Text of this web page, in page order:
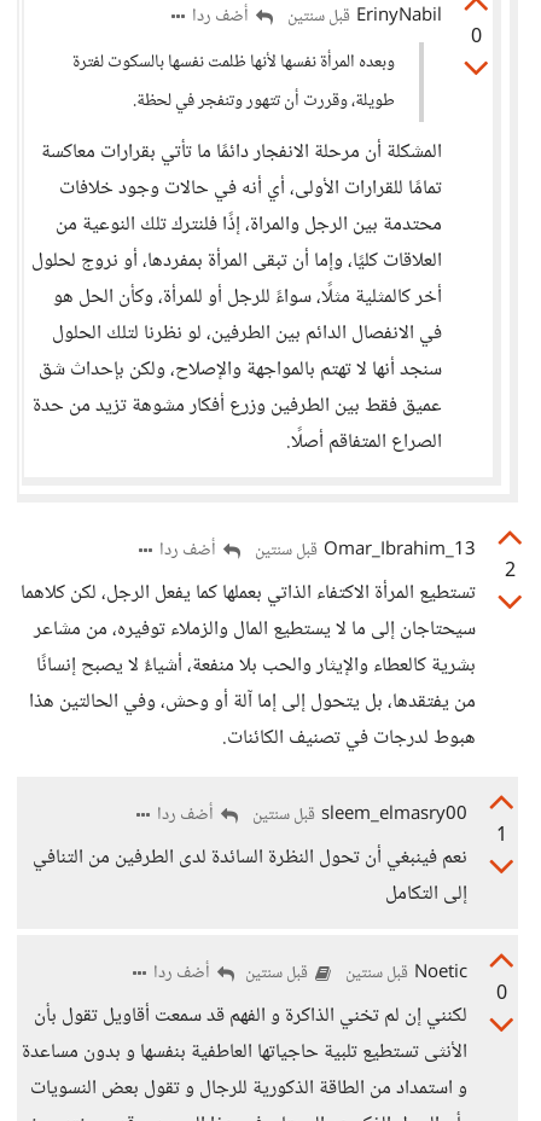
0
ErinyNabil قبل سنتين
أضف ردا
وبعده المرأة نفسها لأنها ظلمت نفسها بالسكوت لفترة
طويلة، وقررت أن تتهور وتنفجر في لحظة.
المشكلة أن مرحلة الانفجار دائمًا ما تأتي بقرارات معاكسة
تمامًا للقرارات الأولى، أي أنه في حالات وجود خلافات
محتدمة بين الرجل والمراة، إذًا فلنترك تلك النوعية من
العلاقات كليًا، وإما أن تبقى المرأة بمفردها، أو نروج لحلول
أخر كالمثلية مثلًا، سواءً للرجل أو للمرأة، وكأن الحل هو
في الانفصال الدائم بين الطرفين، لو نظرنا لتلك الحلول
سنجد أنها لا تهتم بالمواجهة والإصلاح، ولكن بإحداث شق
عميق فقط بين الطرفين وزرع أفكار مشوهة تزيد من حدة
الصراع المتفاقم أصلًا.
2
13_Omar_Ibrahim قبل سنتين أضف ردا
تستطيع المرأة الاكتفاء الذاتي بعملها كما يفعل الرجل، لكن كلاهما
سيحتاجان إلى ما لا يستطيع المال والزملاء توفيره، من مشاعر
بشرية كالعطاء والإيثار والحب بلا منفعة، أشياءٌ لا يصبح إنسانًا
من يفتقدها، بل يتحول إلى إما آلة أو وحش، وفي الحالتين هذا
هبوط لدرجات في تصنيف الكائنات.
1
sleem_elmasry00 قبل سنتين أضف ردا
نعم فينبغي أن تحول النظرة السائدة لدى الطرفين من التنافي
إلى التكامل
0
Noetic قبل سنتين قبل سنتين أضف ردا
لكنني إن لم تخني الذاكرة و الفهم قد سمعت أقاويل تقول بأن
الأنثى تستطيع تلبية حاجياتها العاطفية بنفسها و بدون مساعدة
و استمداد من الطاقة الذكورية للرجال و تقول بعض النسويات